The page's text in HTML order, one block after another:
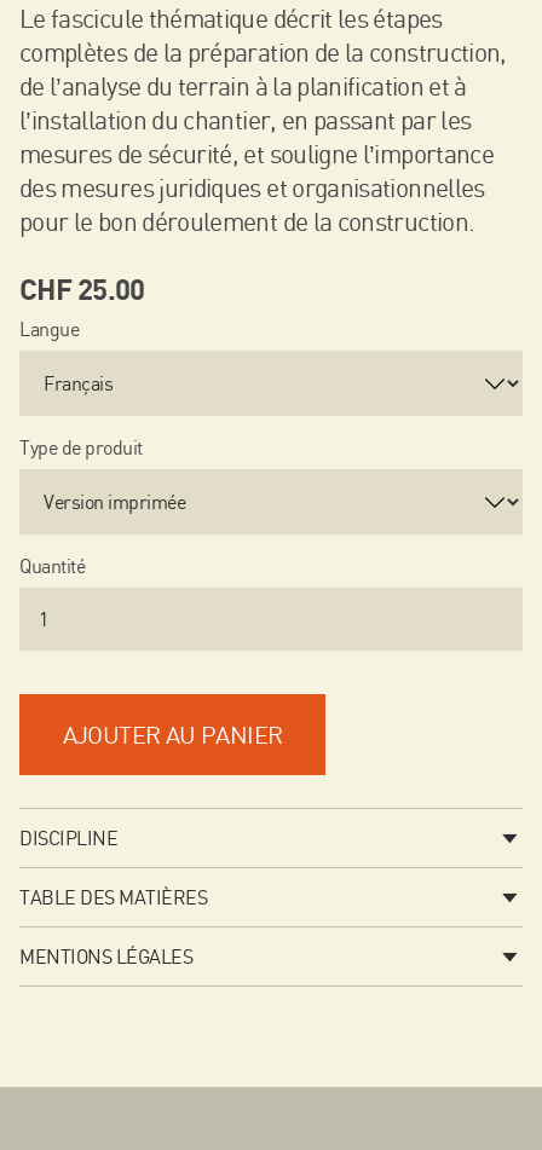
Le fascicule thématique décrit les étapes
complètes de la préparation de la construction,
de l’analyse du terrain à la planification et à
l’installation du chantier, en passant par les
mesures de sécurité, et souligne l’importance
des mesures juridiques et organisationnelles
pour le bon déroulement de la construction.
CHF25.00
Langue
Type de produit
Quantité
AJOUTER AU PANIER
DISCIPLINE
TABLE DES MATIÈRES
MENTIONS LÉGALES